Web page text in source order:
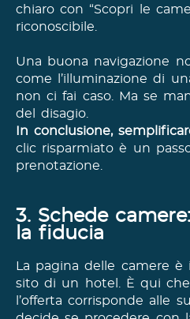
chiaro con “Scopri le
riconoscibile.
Una buona navigazione
come l’illuminazione di
non ci fai caso. Ma se
del disagio.
In conclusione,
clic risparmiato è un
prenotazione.
3. Schede
la fiducia
La pagina delle camere è
sito di un hotel. È qui
l’offerta corrisponde alle